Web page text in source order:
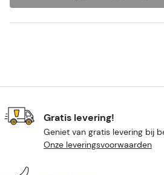
Gratis levering!
Geniet van gratis levering bij
Onze leveringsvoorwaarden